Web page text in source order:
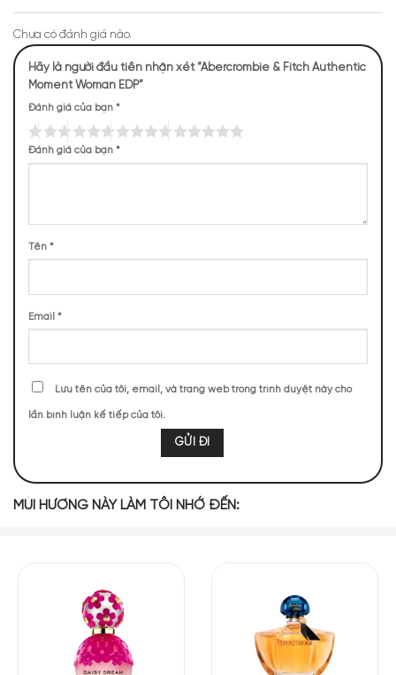
NHỮNG NOTE HƯƠNG THEO CẢM NHẬN
THỰC TẾ
54 (17,94%)
36 (11,96%)
TOP NOTES
MIDDLE NOTES
Hoa Nhài Hoa Hồng
BASE NOTES
Abercrombie & Fitch Authentic Moment Woman Eau de
Parfum là một hành trình qua những cung bậc cảm xúc của tự
Chưa có đánh giá nào.
Hãy là người đầu tiên nhận xét “Abercrombie & Fitch Authentic
Moment Woman EDP”
Đánh giá của bạn *
Đánh giá của bạn *
Tên *
Email *
Lưu tên của tôi, email, và trang web trong trình duyệt này cho
lần bình luận kế tiếp của tôi.
MÙI HƯƠNG NÀY LÀM TÔI NHỚ ĐẾN: